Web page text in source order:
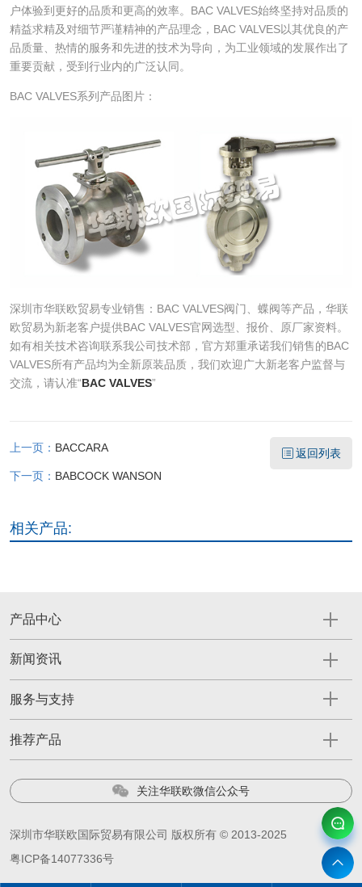
户体验到更好的品质和更高的效率。BAC VALVES始终坚持对品质的
精益求精及对细节严谨精神的产品理念，BAC VALVES以其优良的产
品质量、热情的服务和先进的技术为导向，为工业领域的发展作出了
重要贡献，受到行业内的广泛认同。
BAC VALVES系列产品图片：
深圳市华联欧贸易专业销售：BAC VALVES阀门、蝶阀等产品，华联
欧贸易为新老客户提供BAC VALVES官网选型、报价、原厂家资料。
如有相关技术咨询联系我公司技术部，官方郑重承诺我们销售的BAC
VALVES所有产品均为全新原装品质，我们欢迎广大新老客户监督与
交流，请认准“BAC VALVES”
上一页： BACCARA
下一页： BABCOCK WANSON
返回列表
相关产品:
产品中心
新闻资讯
服务与支持
推荐产品
关注华联欧微信公众号
深圳市华联欧国际贸易有限公司 版权所有 © 2013-2025
粤ICP备14077336号